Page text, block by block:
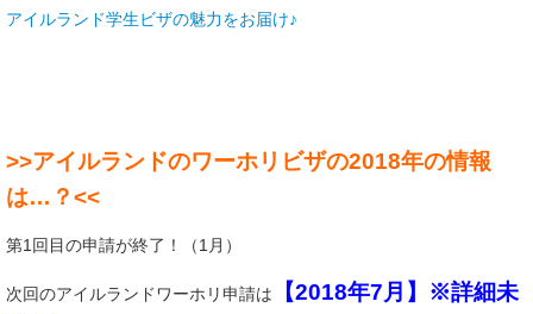
アイルランド学生ビザの魅力をお届け♪
>>アイルランドのワーホリビザの2018年の情報
は…？<<
第1回目の申請が終了！（1月）
次回のアイルランドワーホリ申請は
【2018年7月】※詳細未